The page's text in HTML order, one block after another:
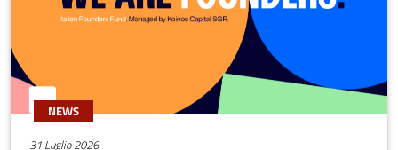
NEWS
31 Luglio 2026